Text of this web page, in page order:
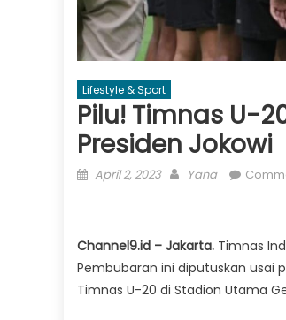
Lifestyle & Sport
Pilu! Timnas U-
Presiden Jokowi
Posted
April 2, 2023 Author
Yana
Channel9.id – Jakarta. Timnas
Pembubaran ini diputuskan usai
Timnas U-20 di Stadion Utama